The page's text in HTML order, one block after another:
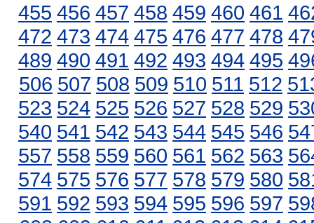
455 456 457 458 459 460 461
472 473 474 475 476 477 478
489 490 491 492 493 494 495
506 507 508 509 510 511 512
523 524 525 526 527 528 529
540 541 542 543 544 545 546
557 558 559 560 561 562 563
574 575 576 577 578 579 580
591 592 593 594 595 596 597